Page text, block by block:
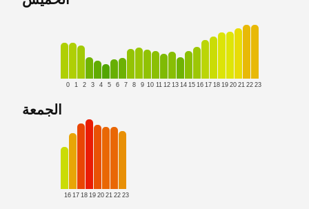
0 1 2 3 4 5 6 7 8 9 10 11 12 13 14 15 16 17 18 19 20 21 22 23
الجمعة
16 17 18 19 20 21 22 23